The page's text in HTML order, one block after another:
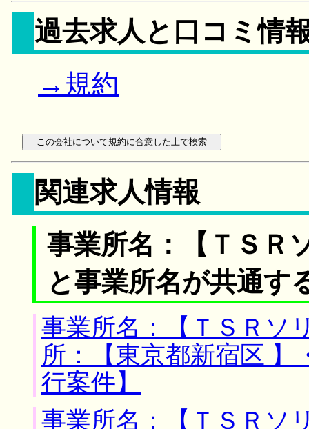
過去求人と口コミ情
→規約
関連求人情報
事業所名：【ＴＳＲ
と事業所名が共通す
事業所名：【ＴＳＲソ
所：【東京都新宿区
行案件】
事業所名：【ＴＳＲソ